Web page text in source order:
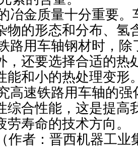
金质量十分重要。
物的形态和分布、氢
用车轴钢材时，除
，还要选择合适的热
能和小的热处理变形
速铁路用车轴的强
综合性能，这是提高
劳寿命的技术方向。
（作者：晋西机器工